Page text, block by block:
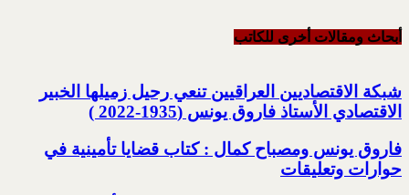
أبحاث ومقالات أخرى للکاتب
شبكة الاقتصاديين العراقيين تنعي رحيل زميلها الخبير
الاقتصادي الأستاذ فاروق يونس (1935-2022 )
فاروق يونس ومصباح كمال : كتاب قضايا تأمينية في
حوارات وتعليقات